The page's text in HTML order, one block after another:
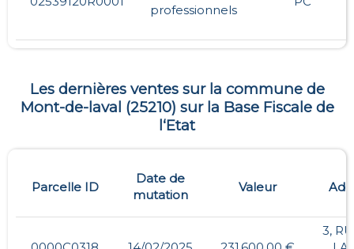
professionnels
Les dernières ventes sur la commune de
Mont-de-laval (25210) sur la Base Fiscale de
l‘Etat
Parcelle ID
Date de
mutation
Valeur
3,